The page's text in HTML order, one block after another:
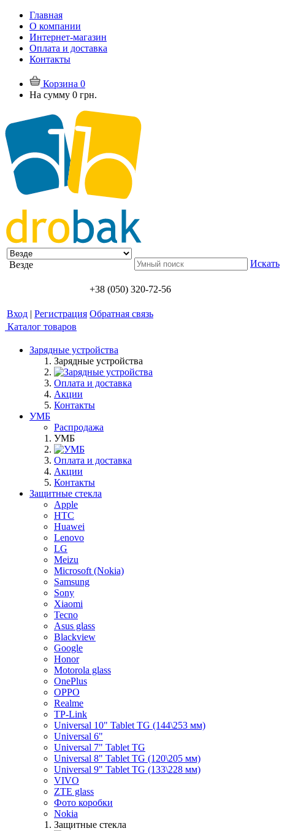
Главная
О компании
Интернет-магазин
Оплата и доставка
Контакты
Корзина 0
На сумму 0 грн.
Везде Искать
+38 (050) 320-72-56
Вход | Регистрация Обратная связь
Каталог товаров
Зарядные устройства
Зарядные устройства
Оплата и доставка
Акции
Контакты
УМБ
Распродажа
УМБ
Оплата и доставка
Акции
Контакты
Защитные стекла
Apple
HTC
Huawei
Lenovo
LG
Meizu
Microsoft (Nokia)
Samsung
Sony
Xiaomi
Tecno
Asus glass
Blackview
Google
Honor
Motorola glass
OnePlus
OPPO
Realme
TP-Link
Universal 10" Tablet TG (144\253 мм)
Universal 6"
Universal 7" Tablet TG
Universal 8" Tablet TG (120\205 мм)
Universal 9" Tablet TG (133\228 мм)
VIVO
ZTE glass
Фото коробки
Nokia
Защитные стекла